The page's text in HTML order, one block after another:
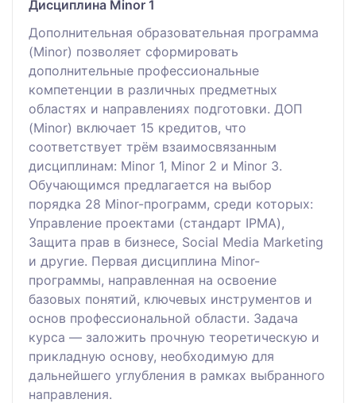
Дисциплина Minor 1
Дополнительная образовательная программа
(Minor) позволяет сформировать
дополнительные профессиональные
компетенции в различных предметных
областях и направлениях подготовки. ДОП
(Minor) включает 15 кредитов, что
соответствует трём взаимосвязанным
дисциплинам: Minor 1, Minor 2 и Minor 3.
Обучающимся предлагается на выбор
порядка 28 Minor-программ, среди которых:
Управление проектами (стандарт IPMA),
Защита прав в бизнесе, Social Media Marketing
и другие. Первая дисциплина Minor-
программы, направленная на освоение
базовых понятий, ключевых инструментов и
основ профессиональной области. Задача
курса — заложить прочную теоретическую и
прикладную основу, необходимую для
дальнейшего углубления в рамках выбранного
направления.